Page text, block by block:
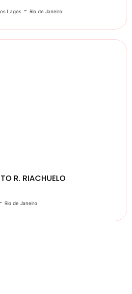
Lagos - Rio de Janeiro
R. RIACHUELO
Rio de Janeiro